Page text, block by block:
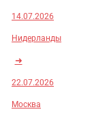
14.07.2026
Нидерланды
➜
22.07.2026
Москва